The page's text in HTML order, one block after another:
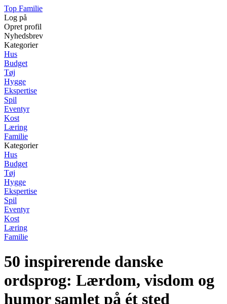
Top Familie
Log på
Opret profil
Nyhedsbrev
Kategorier
Hus
Budget
Tøj
Hygge
Ekspertise
Spil
Eventyr
Kost
Læring
Familie
Kategorier
Hus
Budget
Tøj
Hygge
Ekspertise
Spil
Eventyr
Kost
Læring
Familie
50 inspirerende danske
ordsprog: Lærdom, visdom og
humor samlet på ét sted